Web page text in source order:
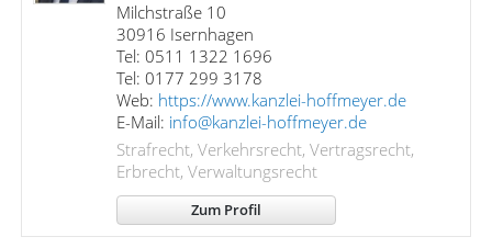
Milchstraße 10
30916 Isernhagen
Tel: 0511 1322 1696
Tel: 0177 299 3178
Web: https://www.kanzlei-hoffmeyer.de
E-Mail: info@kanzlei-hoffmeyer.de
Strafrecht, Verkehrsrecht, Vertragsrecht,
Erbrecht, Verwaltungsrecht
Zum Profil